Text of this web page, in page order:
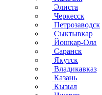
Элиста
Черкесск
Петрозаводск
Сыктывкар
Йошкар-Ола
Саранск
Якутск
Владикавказ
Казань
Кызыл